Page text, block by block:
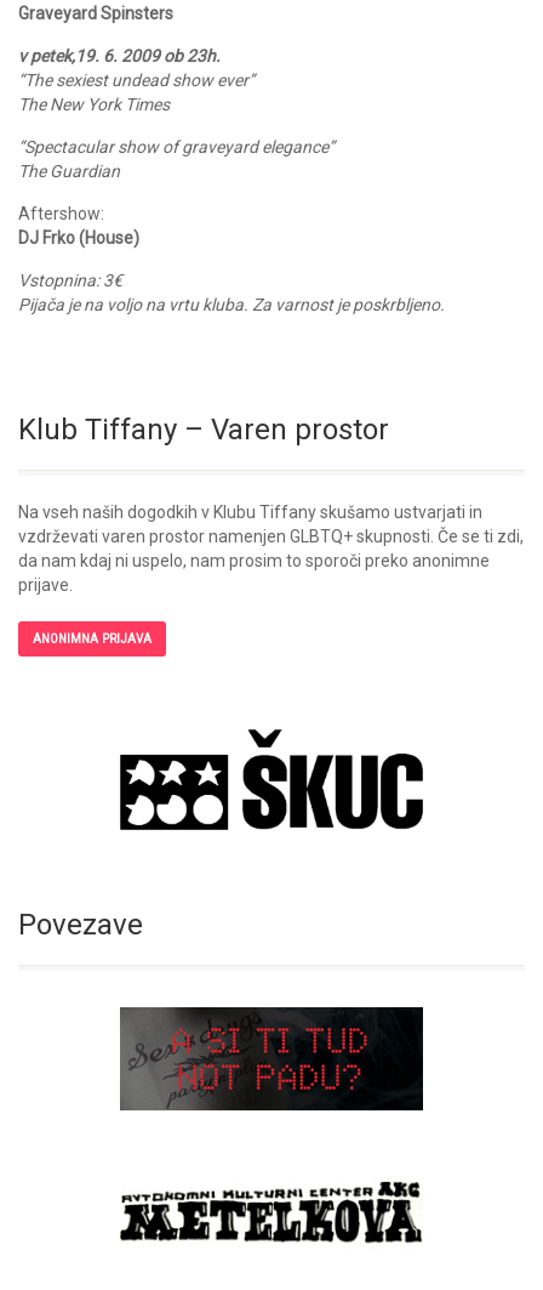
Graveyard Spinsters
v petek,19. 6. 2009 ob 23h.
“The sexiest undead show ever”
The New York Times
“Spectacular show of graveyard elegance”
The Guardian
Aftershow:
DJ Frko (House)
Vstopnina: 3€
Pijača je na voljo na vrtu kluba. Za varnost je poskrbljeno.
Klub Tiffany – Varen prostor
Na vseh naših dogodkih v Klubu Tiffany skušamo ustvarjati in
vzdrževati varen prostor namenjen GLBTQ+ skupnosti. Če se ti zdi,
da nam kdaj ni uspelo, nam prosim to sporoči preko anonimne
prijave.
ANONIMNA PRIJAVA
Povezave